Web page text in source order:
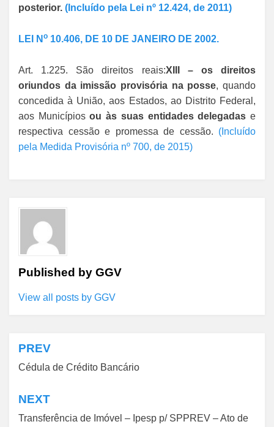
posterior. (Incluído pela Lei nº 12.424, de 2011)
LEI N o 10.406, DE 10 DE JANEIRO DE 2002.
Art. 1.225. São direitos reais:XIII – os direitos
oriundos da imissão provisória na posse, quando
concedida à União, aos Estados, ao Distrito Federal,
aos Municípiosou às suas entidades delegadas e
respectiva cessão e promessa de cessão. (Incluído
pela Medida Provisória nº 700, de 2015)
Published by GGV
View all posts by GGV
Navegação
de
Post
PREV
Cédula de Crédito Bancário
NEXT
Transferência de Imóvel – Ipesp p/ SPPREV – Ato de